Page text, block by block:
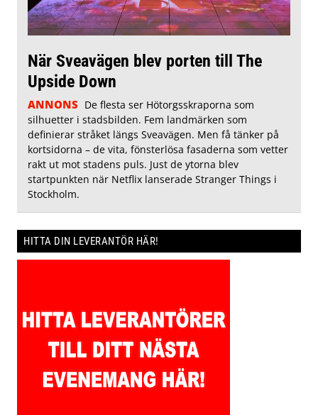
När Sveavägen blev porten till The
Upside Down
ANNONS De flesta ser Hötorgsskraporna som
silhuetter i stadsbilden. Fem landmärken som
definierar stråket längs Sveavägen. Men få tänker på
kortsidorna – de vita, fönsterlösa fasaderna som vetter
rakt ut mot stadens puls. Just de ytorna blev
startpunkten när Netflix lanserade Stranger Things i
Stockholm.
HITTA DIN LEVERANTÖR HÄR!